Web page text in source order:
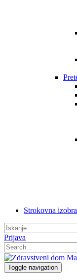
Strokovna
Prijava
Toggle navigation